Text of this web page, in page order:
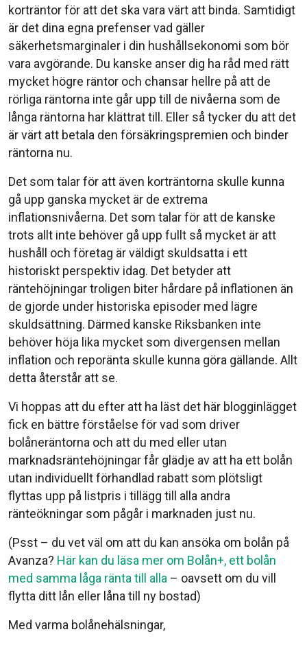
korträntor för att det ska vara värt att binda. Samtidigt
är det dina egna prefenser vad gäller
säkerhetsmarginaler i din hushållsekonomi som bör
vara avgörande. Du kanske anser dig ha råd med rätt
mycket högre räntor och chansar hellre på att de
rörliga räntorna inte går upp till de nivåerna som de
långa räntorna har klättrat till. Eller så tycker du att det
är värt att betala den försäkringspremien och binder
räntorna nu.
Det som talar för att även korträntorna skulle kunna
gå upp ganska mycket är de extrema
inflationsnivåerna. Det som talar för att de kanske
trots allt inte behöver gå upp fullt så mycket är att
hushåll och företag är väldigt skuldsatta i ett
historiskt perspektiv idag. Det betyder att
räntehöjningar troligen biter hårdare på inflationen än
de gjorde under historiska episoder med lägre
skuldsättning. Därmed kanske Riksbanken inte
behöver höja lika mycket som divergensen mellan
inflation och reporänta skulle kunna göra gällande. Allt
detta återstår att se.
Vi hoppas att du efter att ha läst det här blogginlägget
fick en bättre förståelse för vad som driver
bolåneräntorna och att du med eller utan
marknadsräntehöjningar får glädje av att ha ett bolån
utan individuellt förhandlad rabatt som plötsligt
flyttas upp på listpris i tillägg till alla andra
ränteökningar som pågår i marknaden just nu.
(Psst – du vet väl om att du kan ansöka om bolån på
Avanza? Här kan du läsa mer om Bolån+, ett bolån
med samma låga ränta till alla – oavsett om du vill
flytta ditt lån eller låna till ny bostad)
Med varma bolånehälsningar,